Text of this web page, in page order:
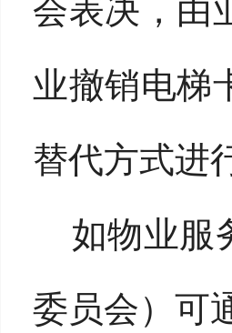
会表决，由
业撤销电梯
替代方式进
如物业服
委员会）可